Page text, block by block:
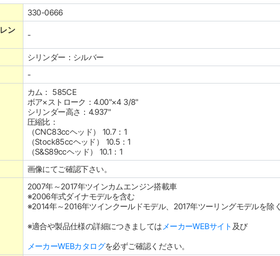
330-0666
ン
-
シリンダー：シルバー
-
カム： 585CE
ボア×ストローク：4.00"×4 3/8"
シリンダー高さ：4.937"
圧縮比：
（CNC83ccヘッド） 10.7：1
（Stock85ccヘッド） 10.5：1
（S&S89ccヘッド） 10.1：1
画像にてご確認下さい。
2007年～2017年ツインカムエンジン搭載車
※2006年式ダイナモデルを含む
※2014年～2016年ツインクールドモデル、2017年ツーリングモデルを除く
※適合や製品仕様の詳細につきましてはメーカーWEBサイト 及び
メーカーWEBカタログを必ずご確認ください。